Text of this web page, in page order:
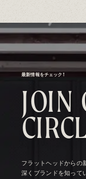
最新情報をチェック！
JOIN
CIRC
フラットヘッドからの
深くブランドを知って